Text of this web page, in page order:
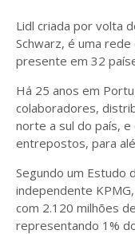
Lidl criada por volta
Schwarz, é uma
presente em 32
Há 25 anos em
colaboradores,
norte a sul do país,
entrepostos, para
Segundo um Estudo
independente
com 2.120 milhões
representando 1%